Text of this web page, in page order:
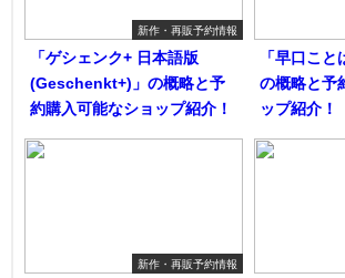
新作・再販予約情報
「ゲシェンク+ 日本語版
(Geschenkt+)」の概略と予
約購入可能なショップ紹介！
「早口こと
の概略と予
ップ紹介！
新作・再販予約情報